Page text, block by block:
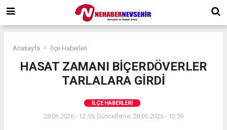
Anasayfa İlçe Haberleri
HASAT ZAMANI BİÇERDÖVERLER
TARLALARA GİRDİ
İLÇE HABERLERI
28.06.2026 - 12:59, Güncelleme: 28.06.2026 - 12:59